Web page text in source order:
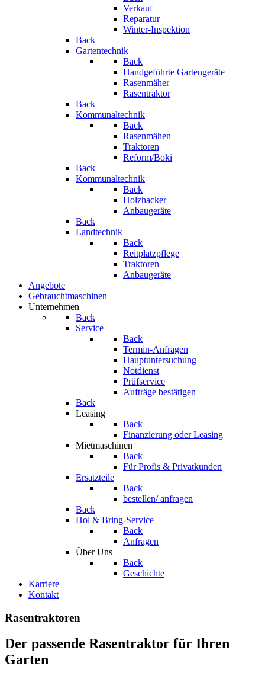
Verkauf
Reparatur
Winter-Inspektion
Back
Gartentechnik
Back
Handgeführte Gartengeräte
Rasenmäher
Rasentraktor
Back
Kommunaltechnik
Back
Rasenmähen
Traktoren
Reform/Boki
Back
Kommunaltechnik
Back
Holzhacker
Anbaugeräte
Back
Landtechnik
Back
Reitplatzpflege
Traktoren
Anbaugeräte
Angebote
Gebrauchtmaschinen
Unternehmen
Back
Service
Back
Termin-Anfragen
Hauptuntersuchung
Notdienst
Prüfservice
Aufträge bestätigen
Back
Leasing
Back
Finanzierung oder Leasing
Mietmaschinen
Back
Für Profis & Privatkunden
Ersatzteile
Back
bestellen/ anfragen
Back
Hol & Bring-Service
Back
Anfragen
Über Uns
Back
Geschichte
Karriere
Kontakt
Rasentraktoren
Der passende Rasentraktor für Ihren
Garten